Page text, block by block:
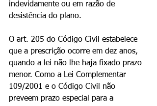
indevidamente ou em razão de
desistência do plano.
O art. 205 do Código Civil estabelece
que a prescrição ocorre em dez anos,
quando a lei não lhe haja fixado prazo
menor. Como a Lei Complementar
109/2001 e o Código Civil não
preveem prazo especial para a